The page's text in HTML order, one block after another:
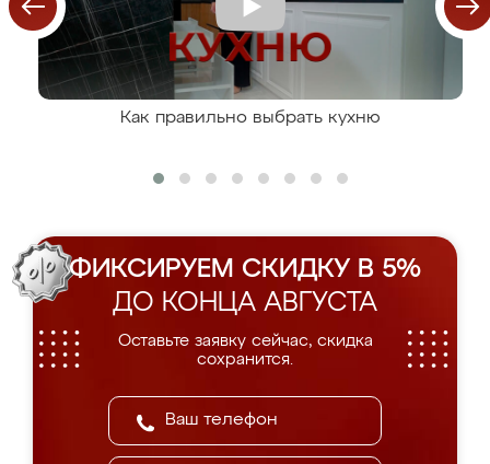
Как правильно выбрать кухню
ФИКСИРУЕМ СКИДКУ В 5%
ДО КОНЦА АВГУСТА
Оставьте заявку сейчас, скидка
сохранится.